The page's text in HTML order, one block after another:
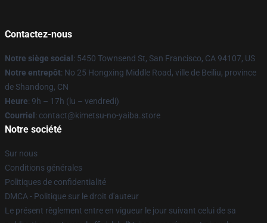
Contactez-nous
Notre siège social : 5450 Townsend St, San Francisco, CA 94107, US
Notre entrepôt: No 25 Hongxing Middle Road, ville de Beiliu, province
de Shandong, CN
Heure: 9h – 17h (lu – vendredi)
Courriel : contact@kimetsu-no-yaiba.store
Notre société
Sur nous
Conditions générales
Politiques de confidentialité
DMCA - Politique sur le droit d'auteur
Le présent règlement entre en vigueur le jour suivant celui de sa